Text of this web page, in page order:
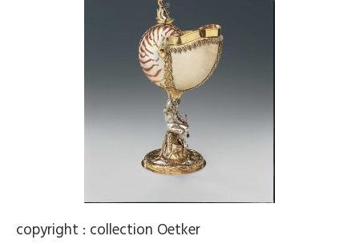
copyright : collection Oetker